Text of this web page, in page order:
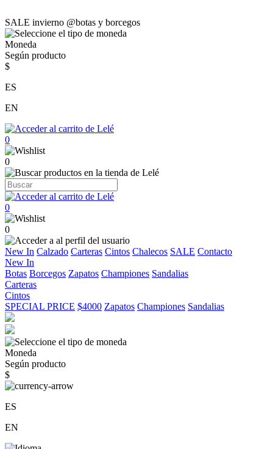
SALE invierno @botas y borcegos
Moneda
Según producto
$
ES
EN
0
0
0
0
New In Calzado Carteras Cintos Chalecos SALE Contacto
New In
Botas Borcegos Zapatos Championes Sandalias
Carteras
Cintos
SPECIAL PRICE $4000 Zapatos Championes Sandalias
Moneda
Según producto
$
ES
EN